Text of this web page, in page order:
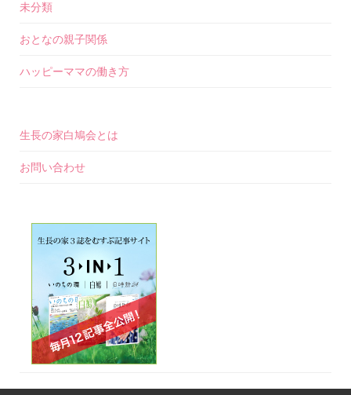
未分類
おとなの親子関係
ハッピーママの働き方
生長の家白鳩会とは
お問い合わせ